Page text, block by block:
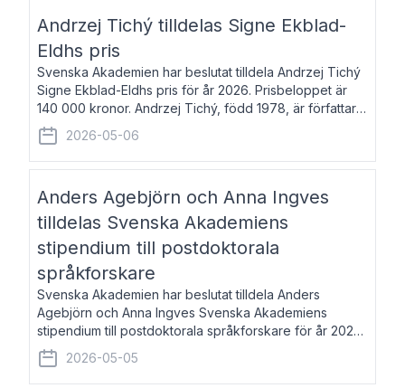
Andrzej Tichý tilldelas Signe Ekblad-
Eldhs pris
Svenska Akademien har beslutat tilldela Andrzej Tichý
Signe Ekblad-Eldhs pris för år 2026. Prisbeloppet är
140 000 kronor. Andrzej Tichý, född 1978, är författare
och kulturskribent. Han debuterade 2005 med den
lovordade romanen Sex liter l
2026-05-06
Anders Agebjörn och Anna Ingves
tilldelas Svenska Akademiens
stipendium till postdoktorala
språkforskare
Svenska Akademien har beslutat tilldela Anders
Agebjörn och Anna Ingves Svenska Akademiens
stipendium till postdoktorala språkforskare för år 2026.
Stipendiebeloppet är 75 000 kronor per mottagare.
Anders Agebjörn, född 1984, är universitet
2026-05-05